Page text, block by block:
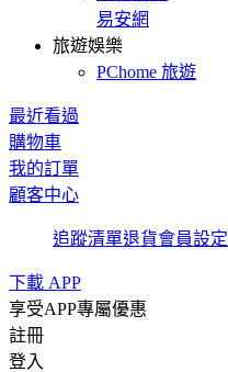
易安網
旅遊娛樂
PChome 旅遊
最近看過
購物車
我的訂單
顧客中心
追蹤清單退貨會員設定
下載 APP
享受APP專屬優惠
註冊
登入